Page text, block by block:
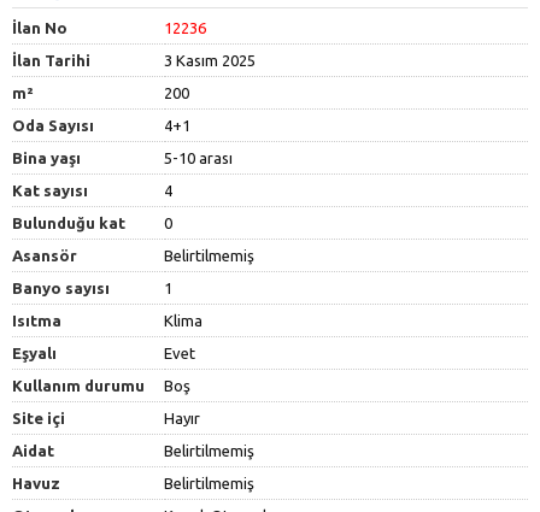
İlan No
12236
İlan Tarihi
3 Kasım 2025
m²
200
Oda Sayısı
4+1
Bina yaşı
5-10 arası
Kat sayısı
4
Bulunduğu kat
0
Asansör
Belirtilmemiş
Banyo sayısı
1
Isıtma
Klima
Eşyalı
Evet
Kullanım durumu
Boş
Site içi
Hayır
Aidat
Belirtilmemiş
Havuz
Belirtilmemiş